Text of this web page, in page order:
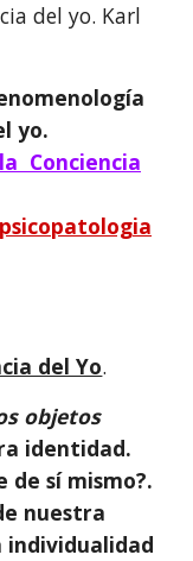
del yo. Karl
yo.
Conciencia
del Yo.
objetos
identidad.
de sí mismo?.
nuestra
individualidad